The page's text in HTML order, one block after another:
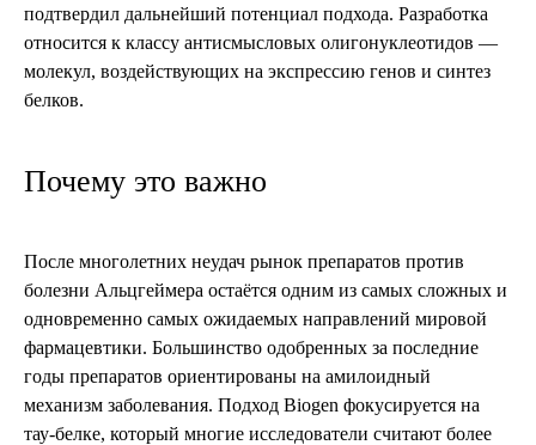
подтвердил дальнейший потенциал подхода. Разработка
относится к классу антисмысловых олигонуклеотидов —
молекул, воздействующих на экспрессию генов и синтез
белков.
Почему это важно
После многолетних неудач рынок препаратов против
болезни Альцгеймера остаётся одним из самых сложных и
одновременно самых ожидаемых направлений мировой
фармацевтики. Большинство одобренных за последние
годы препаратов ориентированы на амилоидный
механизм заболевания. Подход Biogen фокусируется на
тау-белке, который многие исследователи считают более